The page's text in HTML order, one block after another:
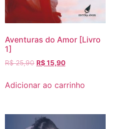
Aventuras do Amor [Livro
1]
R$25,90 R$15,90
Adicionar ao carrinho